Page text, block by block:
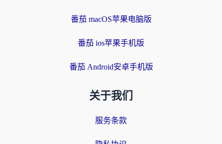
番茄 macOS苹果电脑版
番茄 ios苹果手机版
番茄 Android安卓手机版
关于我们
服务条款